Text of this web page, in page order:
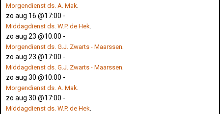
Morgendienst ds. A. Mak
zo aug 16 @17:00 -
Middagdienst ds. W.P. de Hek
zo aug 23 @10:00 -
Morgendienst ds. G.J. Zwarts - Maarssen
zo aug 23 @17:00 -
Middagdienst ds. G.J. Zwarts - Maarssen
zo aug 30 @10:00 -
Morgendienst ds. A. Mak
zo aug 30 @17:00 -
Middagdienst ds. W.P. de Hek